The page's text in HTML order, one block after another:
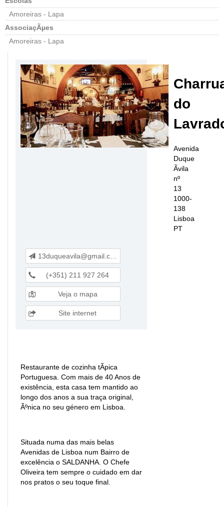
Amoreiras - Lapa
AssociaçÃµes
Amoreiras - Lapa
do
Avenida
Duque
Ãvila
nº
13
1000-
138
Lisboa
PT
13duqueavila@gmail.com
(+351) 211 927 264
Veja o mapa
Site internet
Restaurante de cozinha tÃ­pica
Portuguesa. Com mais de 40 Anos de
existência, esta casa tem mantido ao
longo dos anos a sua traça original,
Ãºnica no seu género em Lisboa.
Situada numa das mais belas
Avenidas de Lisboa num Bairro de
excelência o SALDANHA. O Chefe
Oliveira tem sempre o cuidado em dar
nos pratos o seu toque final.